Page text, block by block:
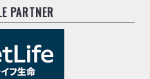
PARTNER